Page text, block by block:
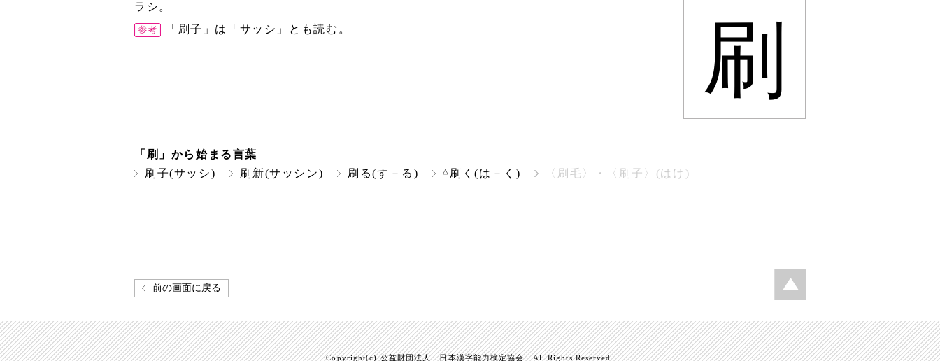
ラシ。
「刷子」は「サッシ」とも読む。
刷
「刷」から始まる言葉
刷子(サッシ)
刷新(サッシン) 刷る(す－る) △ 刷く(は－く) 〈刷毛〉・〈刷子〉(はけ)
前の画面に戻る
Copyright(c) 公益財団法人 日本漢字能力検定協会 All Rights Reserved.